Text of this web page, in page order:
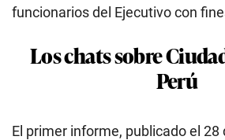
funcionarios del Ejecutivo con
Los chats sobre
Perú
El primer informe, publicado el 28